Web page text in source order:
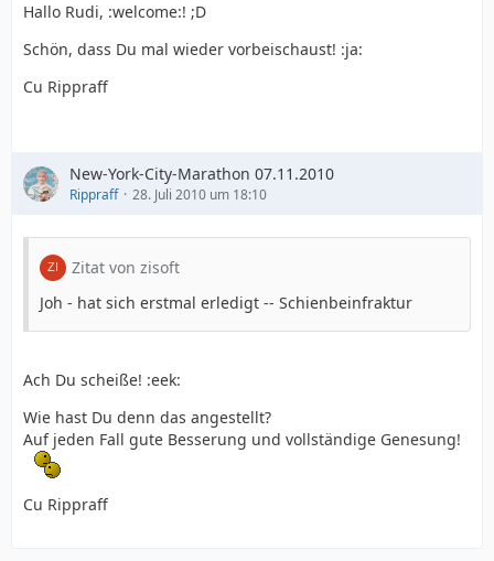
Hallo Rudi, :welcome:! ;D
Schön, dass Du mal wieder vorbeischaust! :ja:
Cu Rippraff
New-York-City-Marathon 07.11.2010
Rippraff 28. Juli 2010 um 18:10
Zitat von zisoft
Joh - hat sich erstmal erledigt -- Schienbeinfraktur
Ach Du scheiße! :eek:
Wie hast Du denn das angestellt?
Auf jeden Fall gute Besserung und vollständige Genesung!
Cu Rippraff